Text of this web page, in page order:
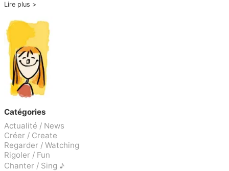
Lire plus
Catégories
Actualité / News
Créer / Create
Regarder / Watching
Rigoler / Fun
Chanter / Sing ♪